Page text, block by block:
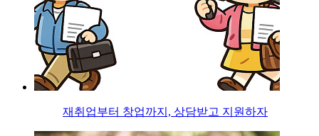
재취업부터 창업까지, 상담받고 지원하자